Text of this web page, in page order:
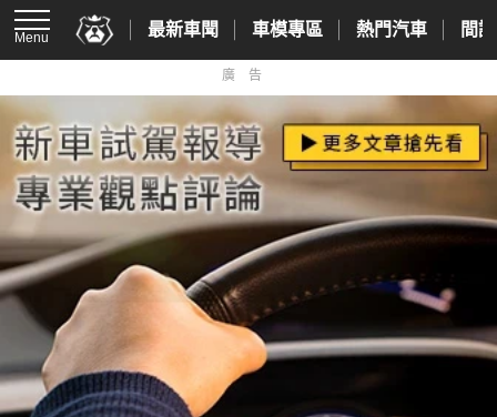
Menu 最新車聞 車模專區 熱門汽車 間
廣告